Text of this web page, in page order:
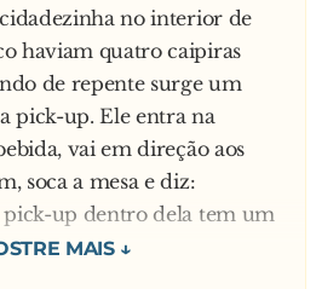
se devagar, bateu
para os outros dois:
detesto discussão.
no interior de
haviam quatro caipiras
de repente surge um
pick-up. Ele entra na
vai em direção aos
soca a mesa e diz:
up dentro dela tem um